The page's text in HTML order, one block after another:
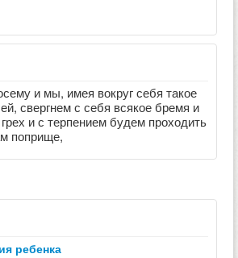
и мы, имея вокруг себя такое
свергнем с себя всякое бремя и
и с терпением будем проходить
поприще,
ребенка